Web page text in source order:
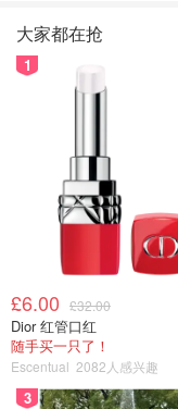
大家都在抢
1
£6.00 £32.00
Dior 红管口红
随手买一只了！
Escentual 2082人感兴趣
3